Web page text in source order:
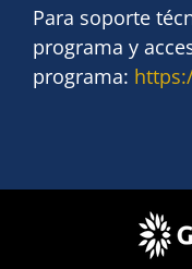
Para soporte
programa y
programa: